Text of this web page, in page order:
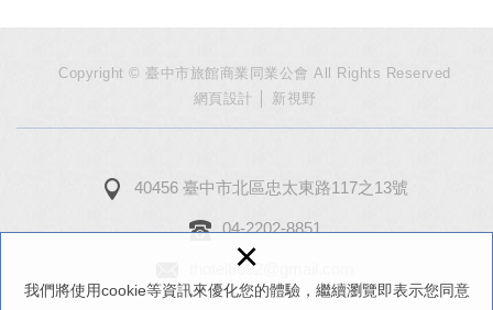
我們將使用cookie等資訊來優化您的體驗，繼續瀏覽即表示您同意
×
Copyright © 臺中市旅館商業同業公會 All Rights Reserved
網頁設計
│ 新視野
40456 臺中市北區忠太東路117之13號
04-2202-8851
thotel8692@gmail.com